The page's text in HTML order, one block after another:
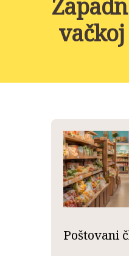
NOVOSTI
KONTAKT
DONACIJE
Poštovani